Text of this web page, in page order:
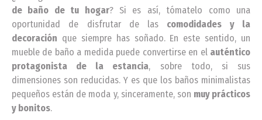
de baño de tu hogar? Si es así, tómatelo como una
oportunidad de disfrutar de las comodidades y la
decoración que siempre has soñado. En este sentido, un
mueble de baño a medida puede convertirse en el auténtico
protagonista de la estancia, sobre todo, si sus
dimensiones son reducidas. Y es que los baños minimalistas
pequeños están de moda y, sinceramente, son muy prácticos
y bonitos.